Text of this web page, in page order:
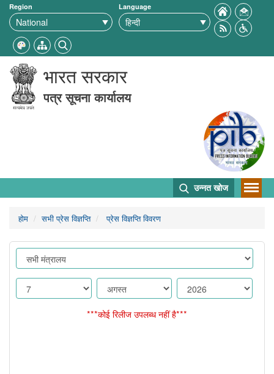
Region Language
भारत सरकार
पत्र सूचना कार्यालय
उन्नत खोज
होम सभी प्रेस विज्ञप्ति प्रेस विज्ञप्ति विवरण
***कोई रिलीज उपलब्ध नहीं है***